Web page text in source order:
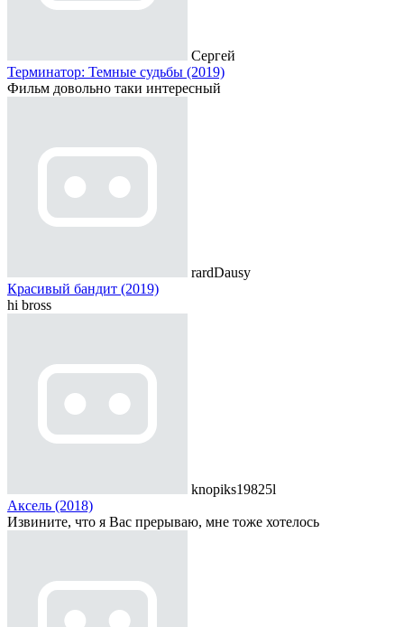
Сергей
Терминатор: Темные судьбы (2019)
Фильм довольно таки интересный
rardDausy
Красивый бандит (2019)
hi bross
knopiks19825l
Аксель (2018)
Извините, что я Вас прерываю, мне тоже хотелось